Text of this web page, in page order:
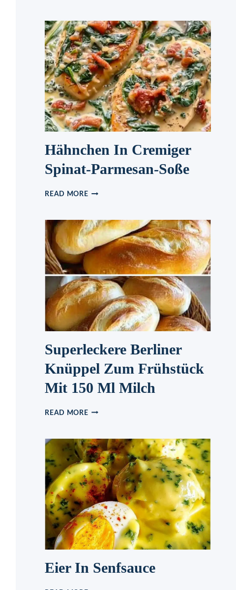
Hähnchen In Cremiger
Spinat-Parmesan-Soße
READ MOREHÄHNCHEN
SPINAT-
PARMESAN-
SOSSE
Superleckere Berliner
Knüppel Zum Frühstück
Mit 150 Ml Milch
READ MORESUPERLECKERE
ZUM
FRÜHSTÜCK
MIT
150
ML
MILCH
Eier In Senfsauce